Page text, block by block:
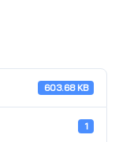
603.68 KB
1